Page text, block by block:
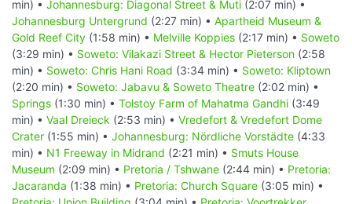
min) • Johannesburg: Diagonal Street & Muti (2:07 min) •
Johannesburg Untergrund (2:27 min) • Apartheid Museum &
Gold Reef City (1:58 min) • Melville Koppies (2:17 min) • Soweto
(3:29 min) • Soweto: Vilakazi Street & Hector Pieterson (2:58
min) • Soweto: Chris Hani Road (3:34 min) • Soweto: Kliptown
(2:20 min) • Soweto: Jabavu & Soweto Theatre (2:02 min) •
Springs (1:30 min) • Tolstoy Farm of Mahatma Gandhi (3:49
min) • Vaal Dreieck (2:53 min) • Vredefort & Vredefort Dome
Crater (1:55 min) • Johannesburg: Nördliche Vorstädte (4:33
min) • N1 Freeway in Midrand (2:21 min) • Smuts House
Museum (2:09 min) • Pretoria / Tshwane (2:44 min) • Pretoria:
Jacaranda (1:38 min) • Pretoria: Church Square (3:05 min) •